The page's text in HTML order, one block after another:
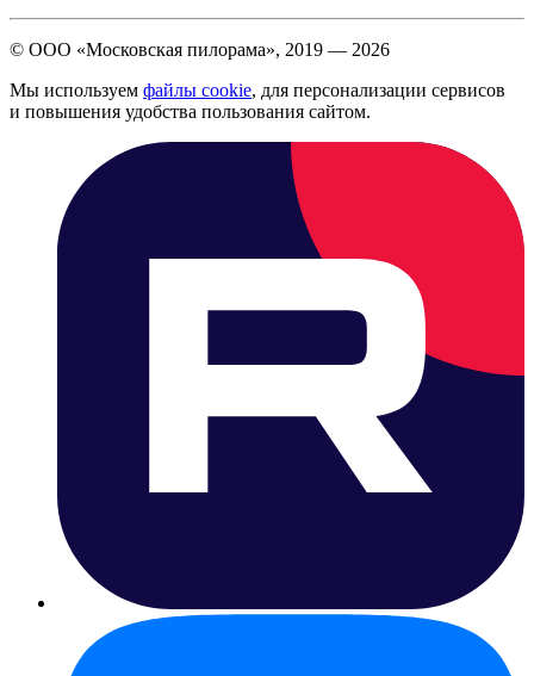
© ООО «Московская пилорама», 2019 — 2026
Мы используем файлы cookie, для персонализации сервисов
и повышения удобства пользования сайтом.